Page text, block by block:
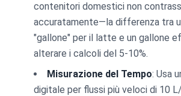
contenitori domestici non
accuratamente—la differenza tra
"gallone" per il latte e un gallone
alterare i calcoli del 5-10%.
Misurazione del Tempo: Usa
digitale per flussi più veloci di 10